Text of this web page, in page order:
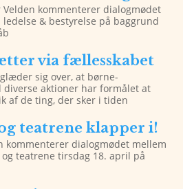
Velden kommenterer dialogmødet
& bestyrelse på baggrund
via fællesskabet
sig over, at børne-
aktioner har formålet at
af de ting, der sker i tiden
teatrene klapper i!
kommenterer dialogmødet mellem
teatrene tirsdag 18. april på